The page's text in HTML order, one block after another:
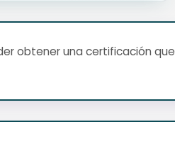
obtener una certificación que